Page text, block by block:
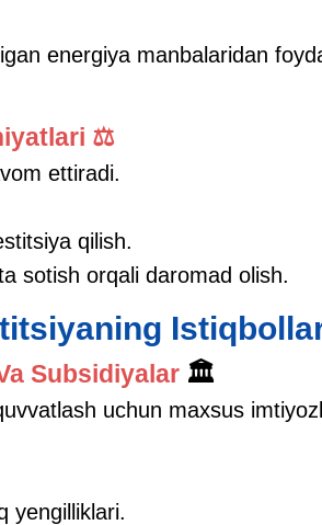
energiya manbalaridan
⚖️
ettiradi.
qilish.
sotish orqali daromad olish.
Subsidiyalar 🏛️
uchun maxsus
yengilliklari.